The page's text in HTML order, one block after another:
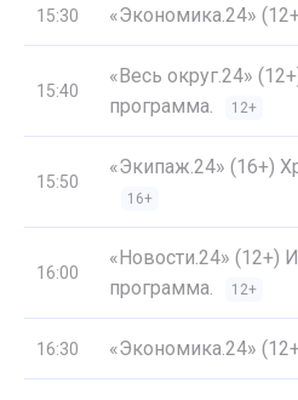
15:30 «Экономика.24»
15:40
«Весь округ.24»
программа.
12+
15:50
«Экипаж.24» (16+)
16+
16:00
«Новости.24» (12+)
программа.
12+
16:30 «Экономика.24»